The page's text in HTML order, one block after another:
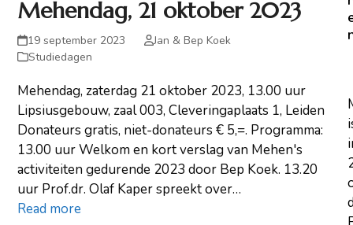
Mehendag, 21 oktober 2023
19 september 2023
Jan & Bep Koek
Studiedagen
Mehendag, zaterdag 21 oktober 2023, 13.00 uur
Lipsiusgebouw, zaal 003, Cleveringaplaats 1, Leiden
Donateurs gratis, niet-donateurs € 5,=. Programma:
13.00 uur Welkom en kort verslag van Mehen's
activiteiten gedurende 2023 door Bep Koek. 13.20
uur Prof.dr. Olaf Kaper spreekt over…
Read more